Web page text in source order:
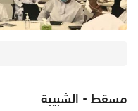
مسقط - الشبيبة